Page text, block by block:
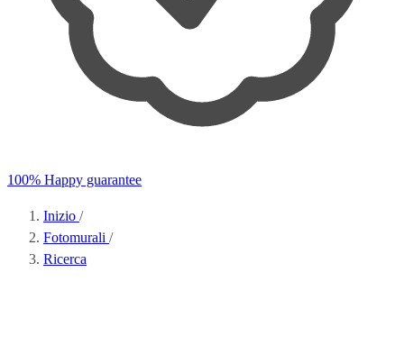
100% Happy guarantee
Inizio /
Fotomurali /
Ricerca